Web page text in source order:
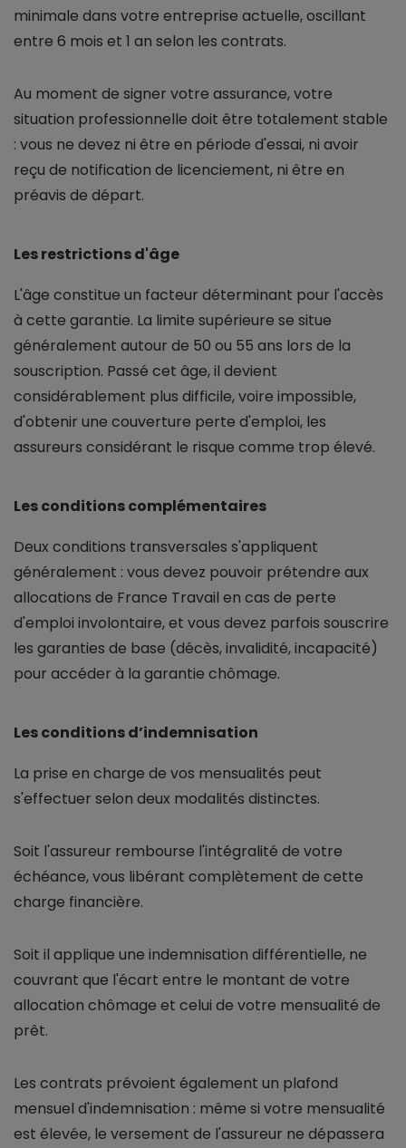
minimale dans votre entreprise actuelle, oscillant
entre 6 mois et 1 an selon les contrats.
Au moment de signer votre assurance, votre
situation professionnelle doit être totalement stable
: vous ne devez ni être en période d'essai, ni avoir
reçu de notification de licenciement, ni être en
préavis de départ.
Les restrictions d'âge
L'âge constitue un facteur déterminant pour l'accès
à cette garantie. La limite supérieure se situe
généralement autour de 50 ou 55 ans lors de la
souscription. Passé cet âge, il devient
considérablement plus difficile, voire impossible,
d'obtenir une couverture perte d'emploi, les
assureurs considérant le risque comme trop élevé.
Les conditions complémentaires
Deux conditions transversales s'appliquent
généralement : vous devez pouvoir prétendre aux
allocations de France Travail en cas de perte
d'emploi involontaire, et vous devez parfois souscrire
les garanties de base (décès, invalidité, incapacité)
pour accéder à la garantie chômage.
Les conditions d’indemnisation
La prise en charge de vos mensualités peut
s'effectuer selon deux modalités distinctes.
Soit l'assureur rembourse l'intégralité de votre
échéance, vous libérant complètement de cette
charge financière.
Soit il applique une indemnisation différentielle, ne
couvrant que l'écart entre le montant de votre
allocation chômage et celui de votre mensualité de
prêt.
Les contrats prévoient également un plafond
mensuel d'indemnisation : même si votre mensualité
est élevée, le versement de l'assureur ne dépassera